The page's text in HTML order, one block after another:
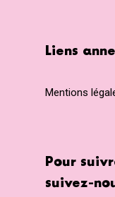
Liens
Mentions
Pour
suivez-